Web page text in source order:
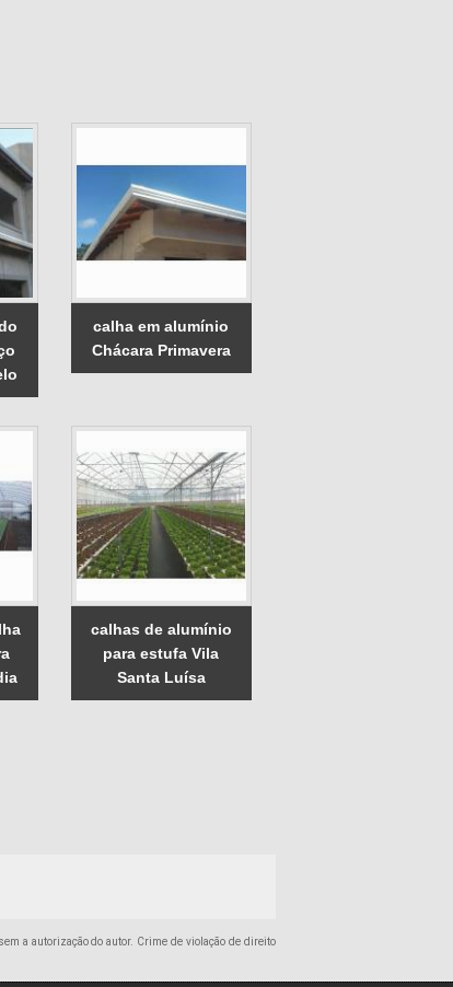
calha em alumínio
Chácara Primavera
calhas de alumínio
para estufa Vila
Santa Luísa
a autorização do autor. Crime de violação de direito